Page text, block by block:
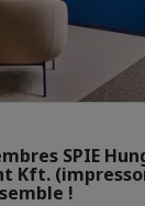
SPIE
Kft.
!